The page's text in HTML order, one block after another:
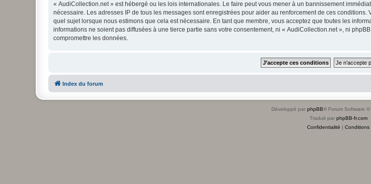
« AudiCollection.net » est hébergé ou les lois internationales. Le faire peut vous mener à un bannissement
nécessaire. Les adresses IP de tous les messages sont enregistrées pour aider au renforcement de ces
quel sujet lorsque nous estimons que cela est nécessaire. En tant que membre, vous acceptez que toutes les
informations ne soient pas diffusées à une tierce partie sans votre consentement, ni « AudiCollection.net », ni
compromettre les données.
Index du forum
Développé par phpBB® Forum Software ©
Traduit par phpBB-fr.com
Confidentialité | Conditions